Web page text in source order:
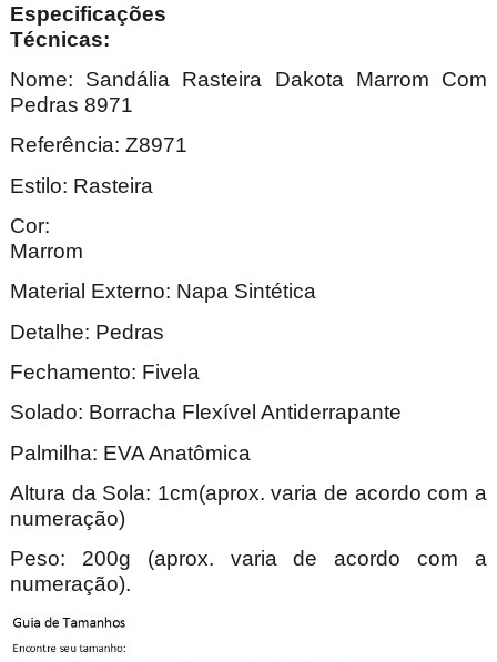
Especificações
Nome: Sandália Rasteira Dakota Marrom Com
Pedras 8971
Referência: Z8971
Estilo: Rasteira
Cor:
Material Externo: Napa Sintética
Detalhe: Pedras
Fechamento: Fivela
Solado: Borracha Flexível Antiderrapante
Palmilha: EVA Anatômica
Altura da Sola: 1cm(aprox. varia de acordo com a
numeração)
Peso: 200g (aprox. varia de acordo com a
numeração).